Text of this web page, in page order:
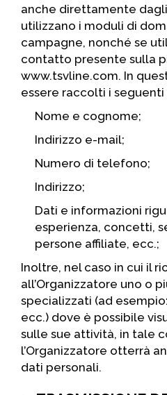
anche direttamente
utilizzano i moduli di
campagne, nonché se
contatto presente sulla
www.tsvline.com. In
essere raccolti i
Nome e cognome;
Indirizzo e-mail;
Numero di telefono;
Indirizzo;
Dati e informazioni
esperienza, concetti,
persone affiliate, ecc.;
Inoltre, nel caso in cui il
all’Organizzatore uno o
specializzati (ad
ecc.) dove è possibile
sulle sue attività, in tale
l’Organizzatore otterrà
dati personali.